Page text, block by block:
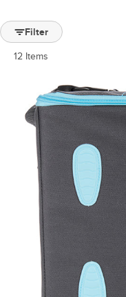
Filter
12 Items